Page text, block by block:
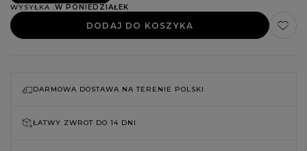
WYSYŁKA
W PONIEDZIAŁEK
DODAJ DO KOSZYKA
DARMOWA DOSTAWA NA TERENIE POLSKI
ŁATWY ZWROT DO 14 DNI